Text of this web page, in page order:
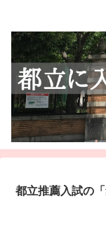
都立推薦入試の